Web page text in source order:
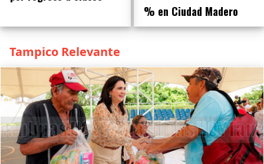
% en Ciudad Madero
Tampico Relevante